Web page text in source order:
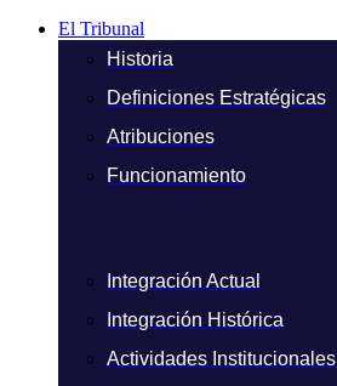
El Tribunal
Historia
Definiciones Estratégicas
Atribuciones
Funcionamiento
Integración Actual
Integración Histórica
Actividades Institucionales